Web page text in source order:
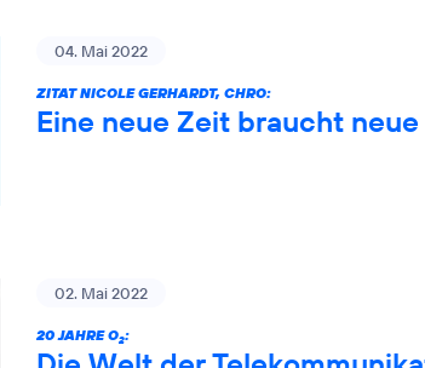
04. Mai 2022
ZITAT NICOLE GERHARDT, CHRO:
Eine neue Zeit braucht
02. Mai 2022
20 JAHRE O2: